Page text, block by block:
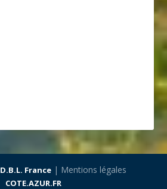
D.B.L. France| Mentions légales
COTE.AZUR.FR